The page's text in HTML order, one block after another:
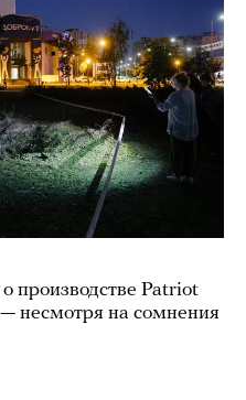
производстве Patriot
несмотря на сомнения